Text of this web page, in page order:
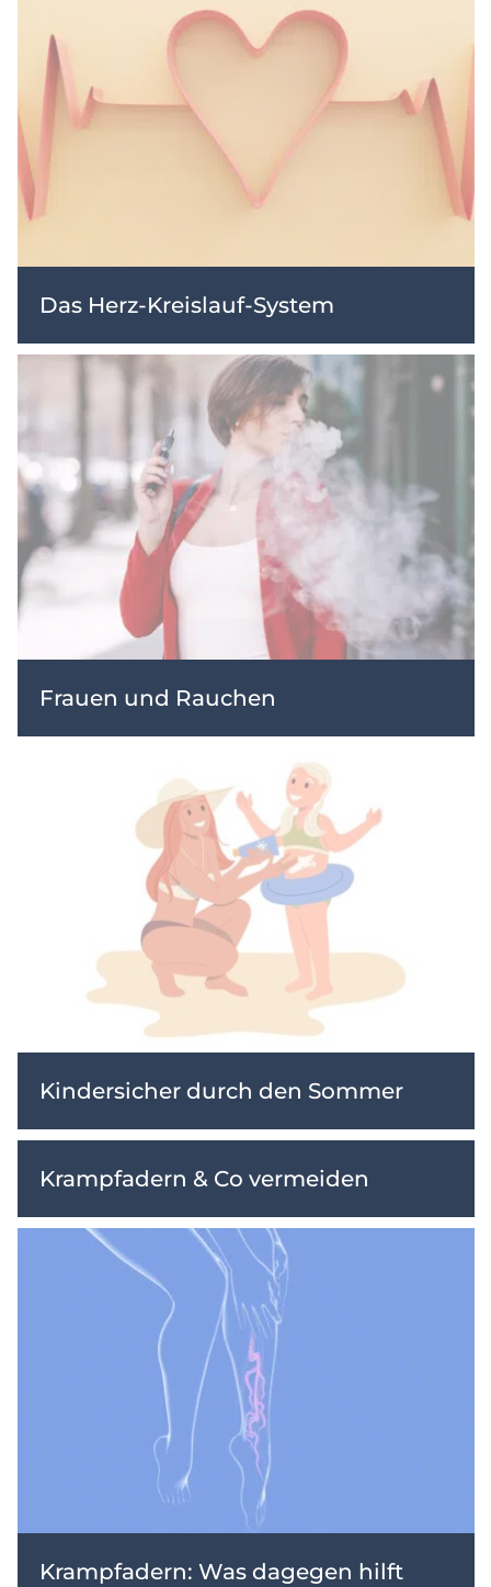
Das Herz-Kreislauf-System
Frauen und Rauchen
Kindersicher durch den Sommer
Krampfadern & Co vermeiden
Krampfadern: Was dagegen hilft